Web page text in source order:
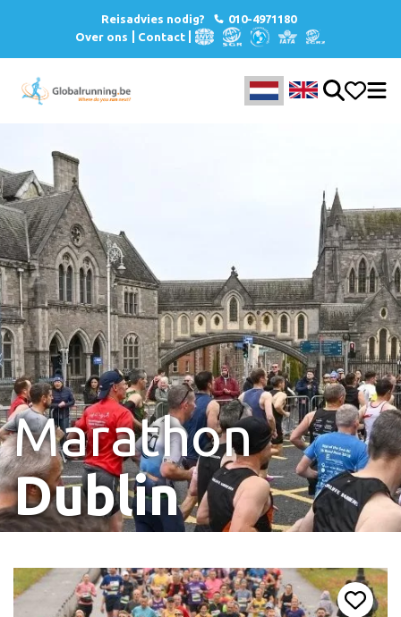
Reisadvies nodig?
010-4971180
Over ons
Contact
Marathon
Dublin